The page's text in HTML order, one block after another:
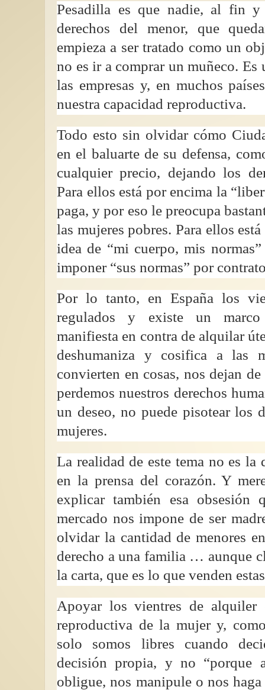
Pesadilla es que nadie, al fin
derechos del menor, que
empieza a ser tratado como un
no es ir a comprar un muñeco.
las empresas y, en muchos
nuestra capacidad reproductiva.
Todo esto sin olvidar cómo
en el baluarte de su defensa,
cualquier precio, dejando los
Para ellos está por encima la
paga, y por eso le preocupa
las mujeres pobres. Para ellos
idea de “mi cuerpo, mis
imponer “sus normas” por
Por lo tanto, en España los
regulados y existe un
manifiesta en contra de alquilar
deshumaniza y cosifica a las
convierten en cosas, nos dejan
perdemos nuestros derechos
un deseo, no puede pisotear los
mujeres.
La realidad de este tema no es la
en la prensa del corazón. Y
explicar también esa
mercado nos impone de ser
olvidar la cantidad de menores
derecho a una familia … aunque
la carta, que es lo que venden
Apoyar los vientres de alquiler
reproductiva de la mujer y,
solo somos libres cuando
decisión propia, y no “porque
obligue, nos manipule o nos